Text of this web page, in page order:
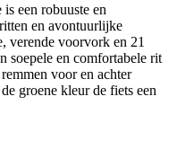
een robuuste en
en avontuurlijke
verende voorvork en 21
soepele en comfortabele rit
voor en achter
groene kleur de fiets een